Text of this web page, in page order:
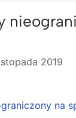
2019
na